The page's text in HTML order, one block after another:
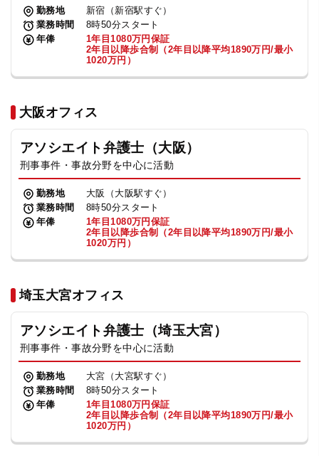
勤務地
新宿（新宿駅すぐ）
業務時間
8時50分スタート
年俸
1年目1080万円保証
2年目以降歩合制（2年目以降平均1890万円/最小
1020万円）
大阪オフィス
アソシエイト弁護士（大阪）
刑事事件・事故分野を中心に活動
勤務地
大阪（大阪駅すぐ）
業務時間
8時50分スタート
年俸
1年目1080万円保証
2年目以降歩合制（2年目以降平均1890万円/最小
1020万円）
埼玉大宮オフィス
アソシエイト弁護士（埼玉大宮）
刑事事件・事故分野を中心に活動
勤務地
大宮（大宮駅すぐ）
業務時間
8時50分スタート
年俸
1年目1080万円保証
2年目以降歩合制（2年目以降平均1890万円/最小
1020万円）
特設サイト
相談先情報サイト
法人グループ
プライバシーポリシー 利用規約
TikTok受賞 定義集 動画集